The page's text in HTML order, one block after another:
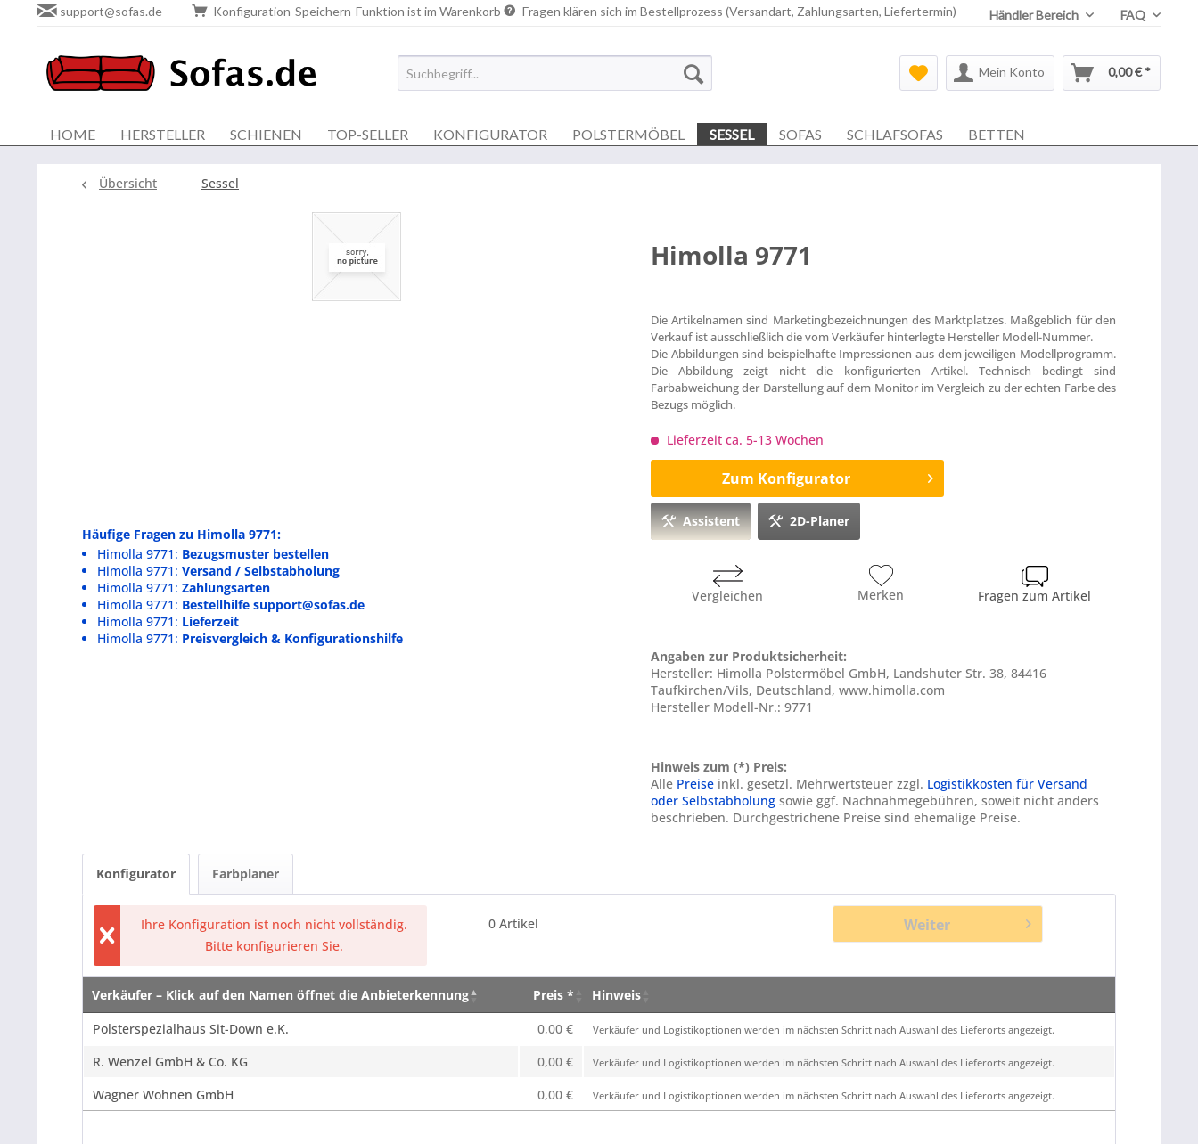
support@sofas.de Konfiguration-Speichern-Funktion ist im Warenkorb Fragen klären sich im Bestellprozess (Versandart, Zahlungsarten, Liefertermin) Händler Bereich FAQ
Mein Konto 0,00 € *
HOME HERSTELLER SCHIENEN TOP-SELLER KONFIGURATOR POLSTERMÖBEL SESSEL SOFAS SCHLAFSOFAS BETTEN
Übersicht Sessel
Häufige Fragen zu Himolla 9771:
Himolla 9771: Bezugsmuster bestellen
Himolla 9771: Versand / Selbstabholung
Himolla 9771: Zahlungsarten
Himolla 9771: Bestellhilfe support@sofas.de
Himolla 9771: Lieferzeit
Himolla 9771: Preisvergleich & Konfigurationshilfe
Himolla 9771
Die Artikelnamen sind Marketingbezeichnungen des Marktplatzes. Maßgeblich für den
Verkauf ist ausschließlich die vom Verkäufer hinterlegte Hersteller Modell-Nummer.
Die Abbildungen sind beispielhafte Impressionen aus dem jeweiligen Modellprogramm.
Die Abbildung zeigt nicht die konfigurierten Artikel. Technisch bedingt sind
Farbabweichung der Darstellung auf dem Monitor im Vergleich zu der echten Farbe des
Bezugs möglich.
Lieferzeit ca. 5-13 Wochen
Zum Konfigurator
Assistent 2D-Planer
Vergleichen Merken Fragen zum Artikel
Angaben zur Produktsicherheit:
Hersteller: Himolla Polstermöbel GmbH, Landshuter Str. 38, 84416
Taufkirchen/Vils, Deutschland, www.himolla.com
Hersteller Modell-Nr.: 9771
Hinweis zum (*) Preis:
Alle Preiseinkl. gesetzl. Mehrwertsteuer zzgl. Logistikkosten für Versand
oder Selbstabholungsowie ggf. Nachnahmegebühren, soweit nicht anders
beschrieben. Durchgestrichene Preise sind ehemalige Preise.
Konfigurator Farbplaner
Ihre Konfiguration ist noch nicht vollständig.
Bitte konfigurieren Sie.
0 Artikel Weiter
Verkäufer – Klick auf den Namen öffnet die Anbieterkennung Preis *
Hinweis
Verkäufer – Klick auf den Namen öffnet die Anbieterkennung
Preis *
Polsterspezialhaus Sit-Down e.K. 0,00 € Verkäufer und Logistikoptionen werden im nächsten Schritt nach Auswahl des Lieferorts angezeigt.
R. Wenzel GmbH & Co. KG 0,00 € Verkäufer und Logistikoptionen werden im nächsten Schritt nach Auswahl des Lieferorts angezeigt.
Wagner Wohnen GmbH 0,00 € Verkäufer und Logistikoptionen werden im nächsten Schritt nach Auswahl des Lieferorts angezeigt.